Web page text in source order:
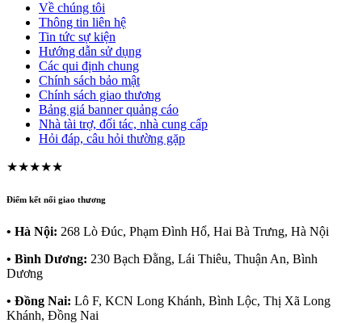
Về chúng tôi
Thông tin liên hệ
Tin tức sự kiện
Hướng dẫn sử dụng
Các qui định chung
Chính sách bảo mật
Chính sách giao thương
Bảng giá banner quảng cáo
Nhà tài trợ, đối tác, nhà cung cấp
Hỏi đáp, câu hỏi thường gặp
★★★★★
Điểm kết nối giao thương
• Hà Nội: 268 Lò Đúc, Phạm Đình Hổ, Hai Bà Trưng, Hà Nội
• Bình Dương: 230 Bạch Đằng, Lái Thiêu, Thuận An, Bình
Dương
• Đồng Nai: Lô F, KCN Long Khánh, Bình Lộc, Thị Xã Long
Khánh, Đồng Nai